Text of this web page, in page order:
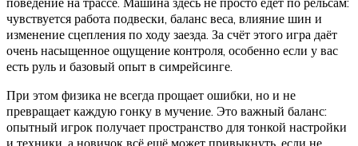
чувствуется работа подвески, баланс веса, влияние шин и
изменение сцепления по ходу заезда. За счёт этого игра даёт
очень насыщенное ощущение контроля, особенно если у вас
есть руль и базовый опыт в симрейсинге.
При этом физика не всегда прощает ошибки, но и не
превращает каждую гонку в мучение. Это важный баланс:
опытный игрок получает пространство для тонкой настройки
и техники, а новичок всё ещё может привыкнуть, если не